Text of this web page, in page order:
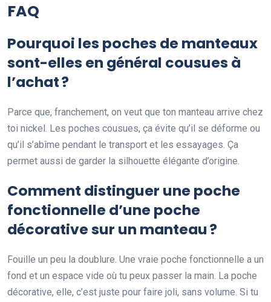
FAQ
Pourquoi les poches de manteaux
sont-elles en général cousues à
l’achat ?
Parce que, franchement, on veut que ton manteau arrive chez
toi nickel. Les poches cousues, ça évite qu’il se déforme ou
qu’il s’abîme pendant le transport et les essayages. Ça
permet aussi de garder la silhouette élégante d’origine.
Comment distinguer une poche
fonctionnelle d’une poche
décorative sur un manteau ?
Fouille un peu la doublure. Une vraie poche fonctionnelle a un
fond et un espace vide où tu peux passer la main. La poche
décorative, elle, c’est juste pour faire joli, sans volume. Si tu